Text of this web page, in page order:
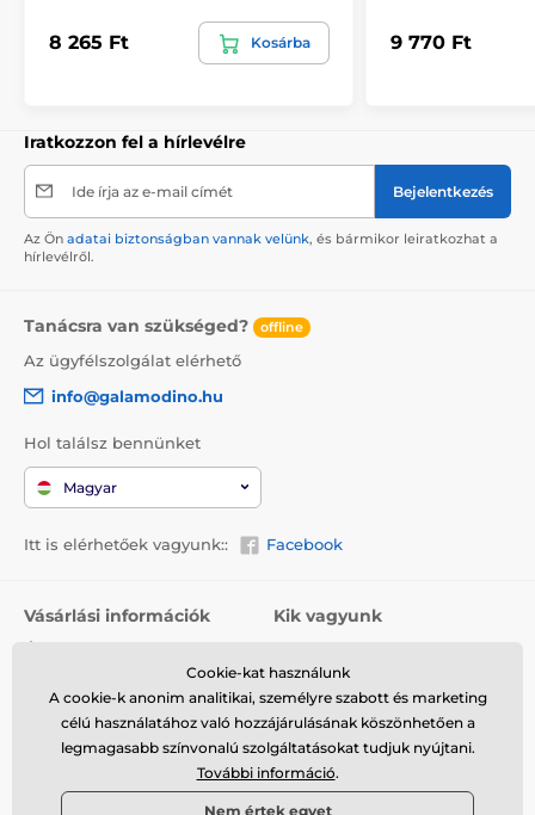
8 265 Ft Kosárba 9 770 Ft
Iratkozzon fel a hírlevélre
Ide írja az e-mail címét Bejelentkezés
Az Ön adatai biztonságban vannak velünk, és bármikor leiratkozhat a
hírlevélről.
Tanácsra van szükséged? offline
Az ügyfélszolgálat elérhető
info@galamodino.hu
Hol találsz bennünket
Magyar
Itt is elérhetőek vagyunk:: Facebook
Vásárlási információk
Szállítás
Visszaküldés és reklamáció
Kik vagyunk
Elérhetőségek
Együttműködés a
Galamodinóval
Cookie-kat használunk
A cookie-k anonim analitikai, személyre szabott és marketing
célú használatához való hozzájárulásának köszönhetően a
legmagasabb színvonalú szolgáltatásokat tudjuk nyújtani.
További információ.
Nem értek egyet